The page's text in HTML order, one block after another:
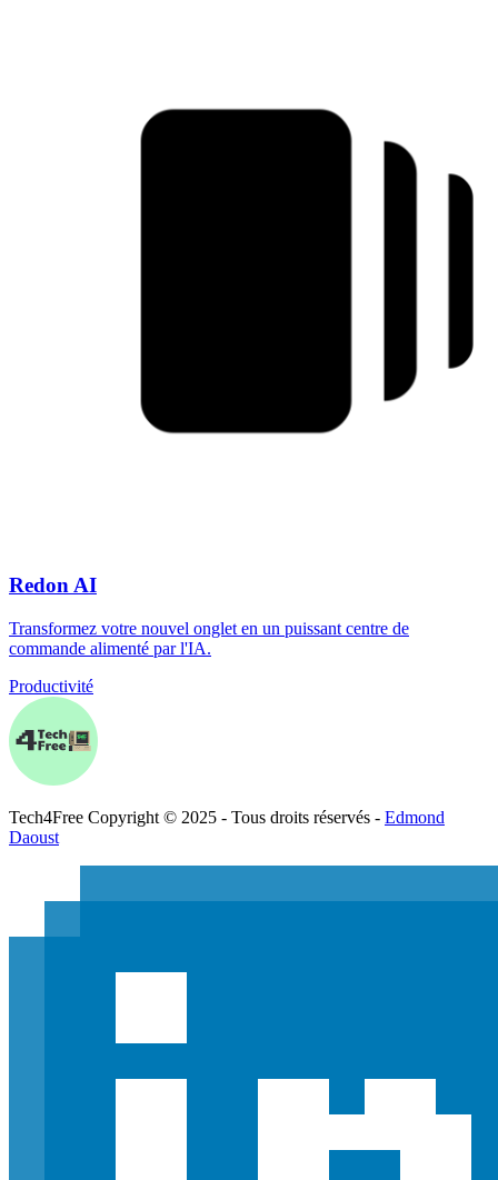
Redon AI
Transformez votre nouvel onglet en un puissant centre de
commande alimenté par l'IA.
Productivité
Tech4Free Copyright © 2025 - Tous droits réservés - Edmond
Daoust